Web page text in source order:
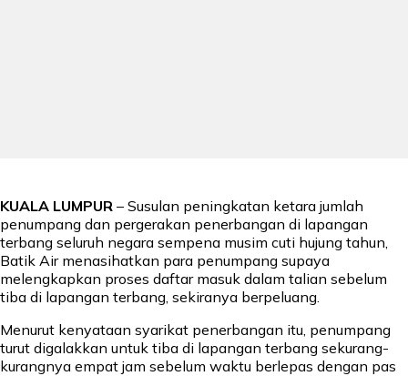
KUALA LUMPUR – Susulan peningkatan ketara jumlah
penumpang dan pergerakan penerbangan di lapangan
terbang seluruh negara sempena musim cuti hujung tahun,
Batik Air menasihatkan para penumpang supaya
melengkapkan proses daftar masuk dalam talian sebelum
tiba di lapangan terbang, sekiranya berpeluang.
Menurut kenyataan syarikat penerbangan itu, penumpang
turut digalakkan untuk tiba di lapangan terbang sekurang-
kurangnya empat jam sebelum waktu berlepas dengan pas